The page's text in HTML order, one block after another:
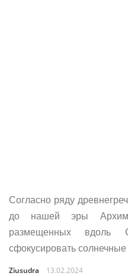
Согласно ряду
до нашей эры
размещенных вдоль
сфокусировать солнечные
Ziusudra 13.02.2024